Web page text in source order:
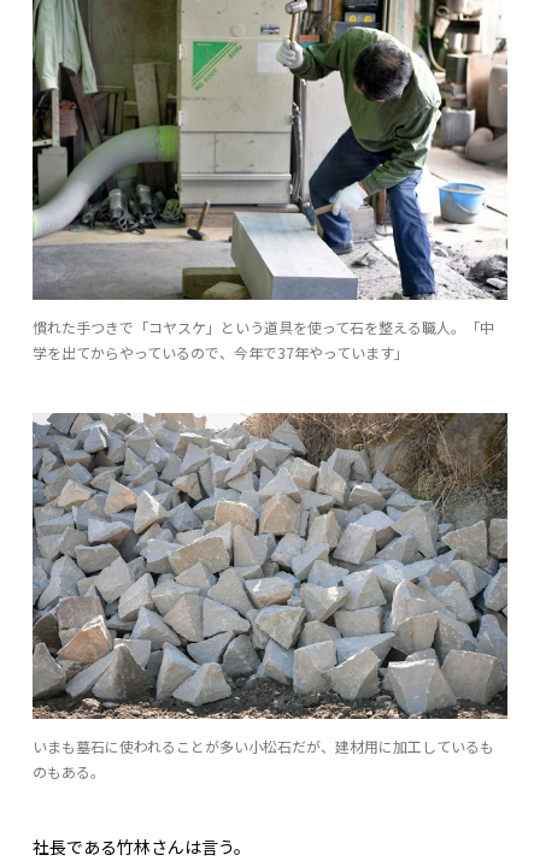
慣れた手つきで「コヤスケ」という道具を使って石を整える職人。「中
学を出てからやっているので、今年で37年やっています」
いまも墓石に使われることが多い小松石だが、建材用に加工しているも
のもある。
社長である竹林さんは言う。